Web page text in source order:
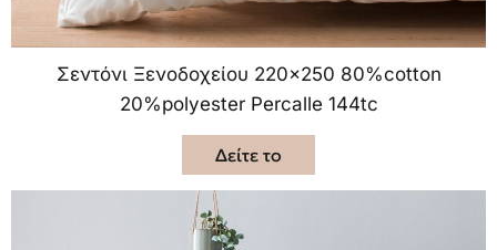
Σεντόνι Ξενοδοχείου 220×250 80%cotton
20%polyester Percalle 144tc
Δείτε το